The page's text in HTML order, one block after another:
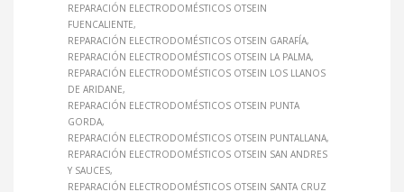
REPARACIÓN ELECTRODOMÉSTICOS OTSEIN
FUENCALIENTE
REPARACIÓN ELECTRODOMÉSTICOS OTSEIN GARAFÍA
REPARACIÓN ELECTRODOMÉSTICOS OTSEIN LA PALMA
REPARACIÓN ELECTRODOMÉSTICOS OTSEIN LOS LLANOS
DE ARIDANE
REPARACIÓN ELECTRODOMÉSTICOS OTSEIN PUNTA
GORDA
REPARACIÓN ELECTRODOMÉSTICOS OTSEIN PUNTALLANA
REPARACIÓN ELECTRODOMÉSTICOS OTSEIN SAN ANDRES
Y SAUCES
REPARACIÓN ELECTRODOMÉSTICOS OTSEIN SANTA CRUZ